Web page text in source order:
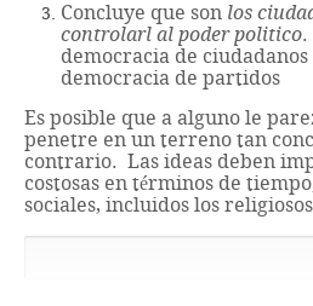
Concluye que son los
controlarl al poder politico.
democracia de
democracia de partidos
Es posible que a alguno le
penetre en un terreno tan
contrario. Las ideas deben
costosas en términos de
sociales, incluidos los